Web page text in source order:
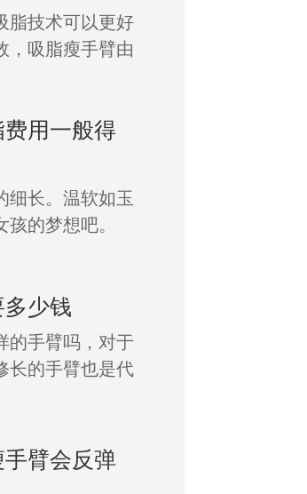
脂技术可以更好
，吸脂瘦手臂由
用一般得
细长。温软如玉
的梦想吧。
少钱
的手臂吗，对于
长的手臂也是代
臂会反弹